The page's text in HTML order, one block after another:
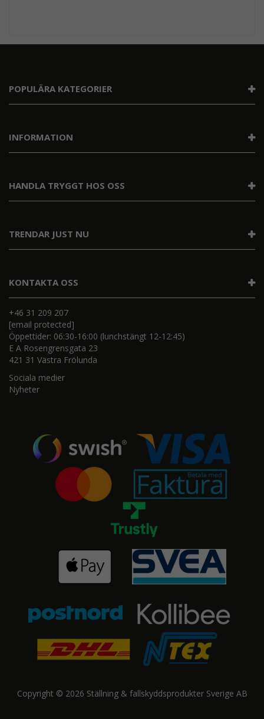
KONTAKTA OSS
+46 31 209 207
[email protected]
Öppettider: 06:30-16:00 (lunchstängt 12-12:45)
E A Rosengrensgata 23
421 31 Västra Frölunda
Sociala medier
Nyheter
POPULÄRA KATEGORIER
INFORMATION
TRENDAR JUST NU
HANDLA TRYGGT HOS OSS
Copyright © 2026 Ställning & fallskyddsprodukter Sverige AB